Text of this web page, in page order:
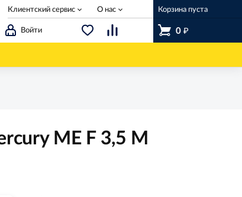
Войти
Корзина пуста
0 ₽
Клиентский сервис О нас
ME F 3,5 M